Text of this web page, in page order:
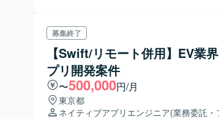
募集終了
【Swift/リモート併用】EV業
プリ開発案件
〜500,000円/月
東京都
ネイティブアプリエンジニア(業務委託・